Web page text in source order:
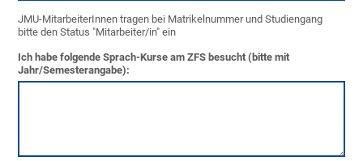
JMU-MitarbeiterInnen tragen bei Matrikelnummer und Studiengang
bitte den Status "Mitarbeiter/in" ein
Ich habe folgende Sprach-Kurse am ZFS besucht (bitte mit
Jahr/Semesterangabe):